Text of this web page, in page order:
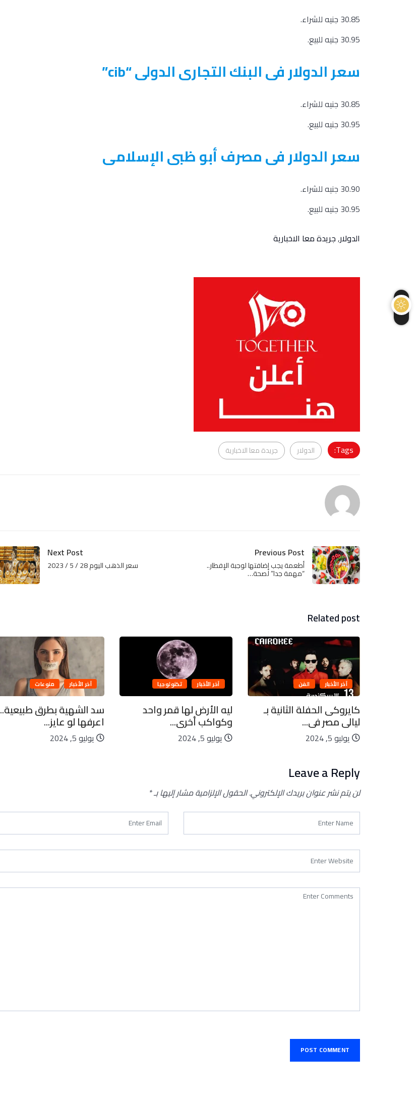
30.85 جنيه للشراء.
30.95 جنيه للبيع.
سعر الدولار فى البنك التجارى الدولى “cib”
30.85 جنيه للشراء.
30.95 جنيه للبيع.
سعر الدولار فى مصرف أبو ظبى الإسلامى
30.90 جنيه للشراء.
30.95 جنيه للبيع.
الدولار,جريدة معا الاخبارية
Tags: الدولار جريدة معا الاخبارية
Previous Post
أطعمة يجب إضافتها لوجبة الإفطار..
“مهمة جدا” لصحة…
Next Post
سعر الذهب اليوم 28 / 5 / 2023
Related post
آخر الأخبار الفن
كايروكى الحفلة الثانية بـ
ليالى مصر فى...
يوليو 5, 2024
آخر الأخبار تكنولوجيا
ليه الأرض لها قمر واحد
وكواكب أخرى...
يوليو 5, 2024
آخر الأخبار منوعات
سد الشهية بطرق طبيعية..
اعرفها لو عايز...
يوليو 5, 2024
Leave a Reply
لن يتم نشر عنوان بريدك الإلكتروني.الحقول الإلزامية مشار إليها بـ*